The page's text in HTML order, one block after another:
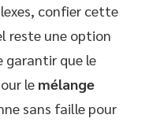
confier cette
reste une option
garantir que le
le mélange
sans faille pour